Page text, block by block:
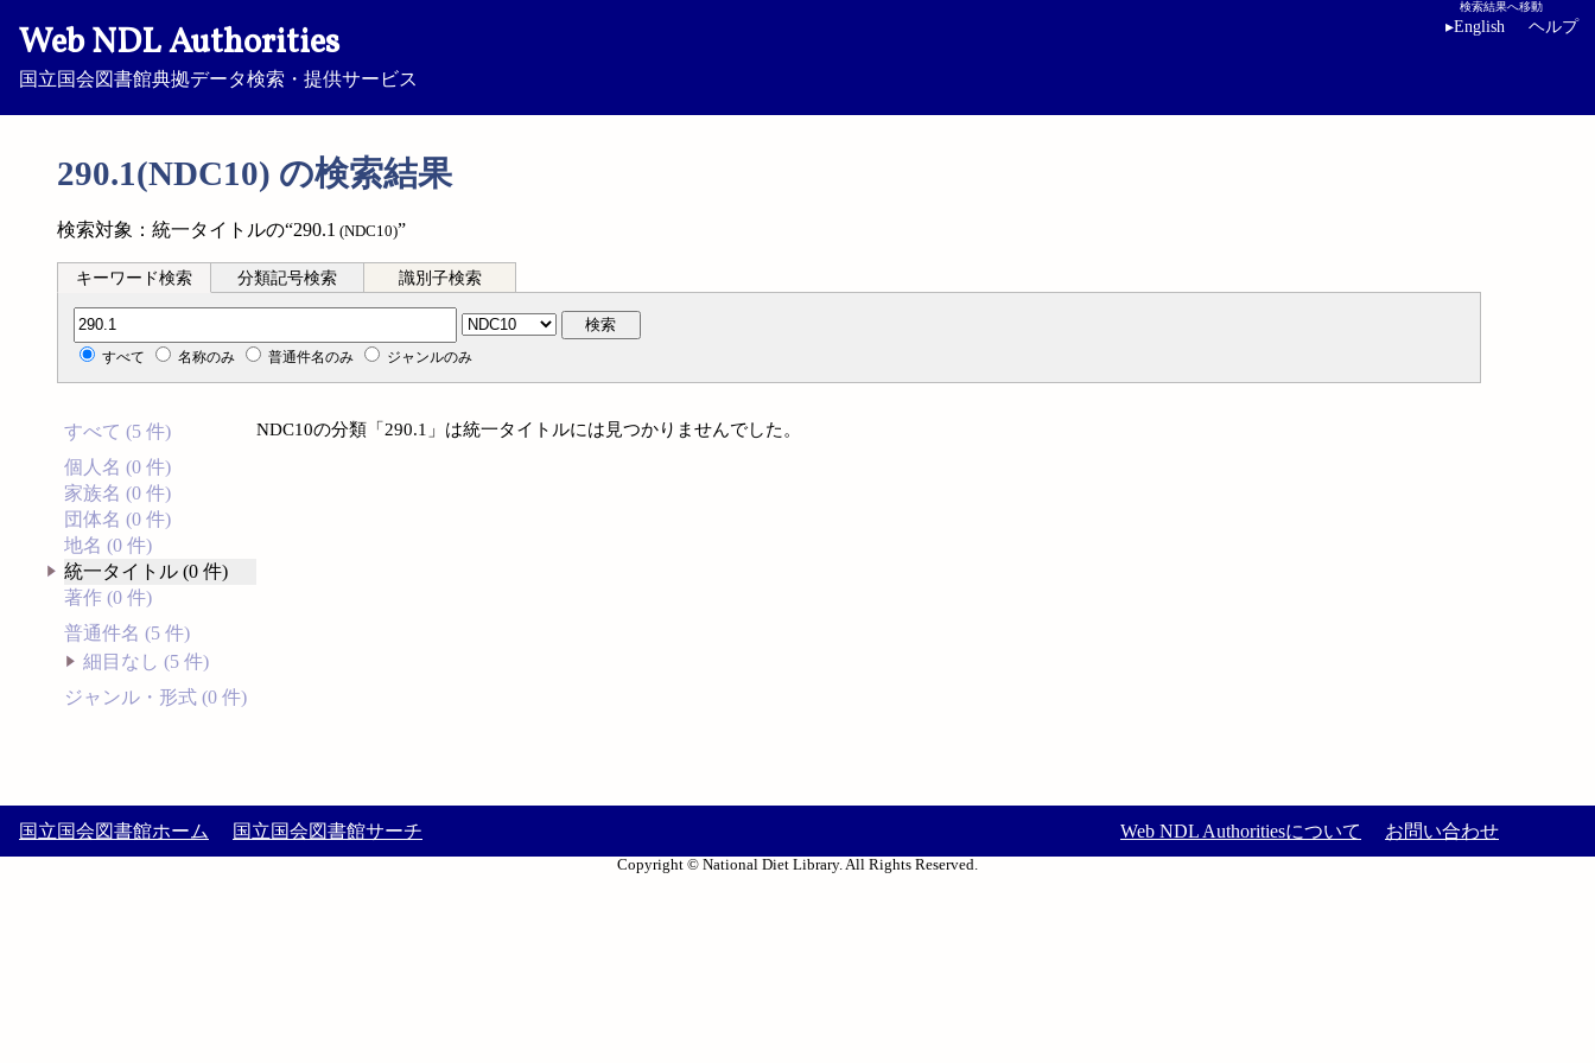
Web NDL Authorities
国立国会図書館典拠データ検索・提供サービス
検索結果へ移動
▸English ヘルプ
290.1(NDC10) の検索結果
検索対象：統一タイトルの“290.1 (NDC10)”
キーワード検索 分類記号検索 識別子検索
分類記号検索 検索
すべて 名称のみ 普通件名のみ ジャンルのみ
すべて (5 件)
個人名 (0 件)
家族名 (0 件)
団体名 (0 件)
地名 (0 件)
統一タイトル (0 件)
著作 (0 件)
普通件名 (5 件)
細目なし (5 件)
ジャンル・形式 (0 件)
NDC10の分類「290.1」は統一タイトルには見つかりませんでした。
国立国会図書館ホーム 国立国会図書館サーチ Web NDL Authoritiesについて お問い合わせ
Copyright © National Diet Library. All Rights Reserved.